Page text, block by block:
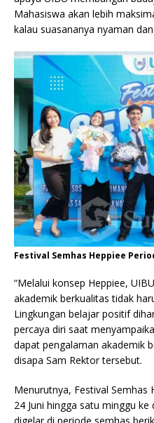
Mahasiswa akan lebih
kalau suasananya nyaman
Festival Semhas Heppiee
“Melalui konsep Heppiee,
akademik berkualitas tidak
Lingkungan belajar positif
percaya diri saat
dapat pengalaman akademik
disapa Sam Rektor tersebut.
Menurutnya, Festival Semhas
24 Juni hingga satu minggu
digelar di periode semhas